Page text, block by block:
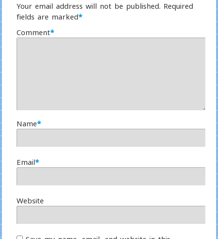
Your email address will not be published. Required
fields are marked*
Comment*
Name*
Email*
Website